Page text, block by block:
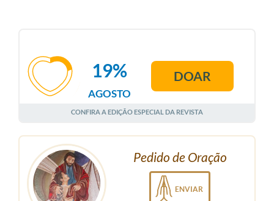
AGOSTO
19% DOAR
CONFIRA A EDIÇÃO ESPECIAL DA REVISTA
Pedido de Oração
ENVIAR